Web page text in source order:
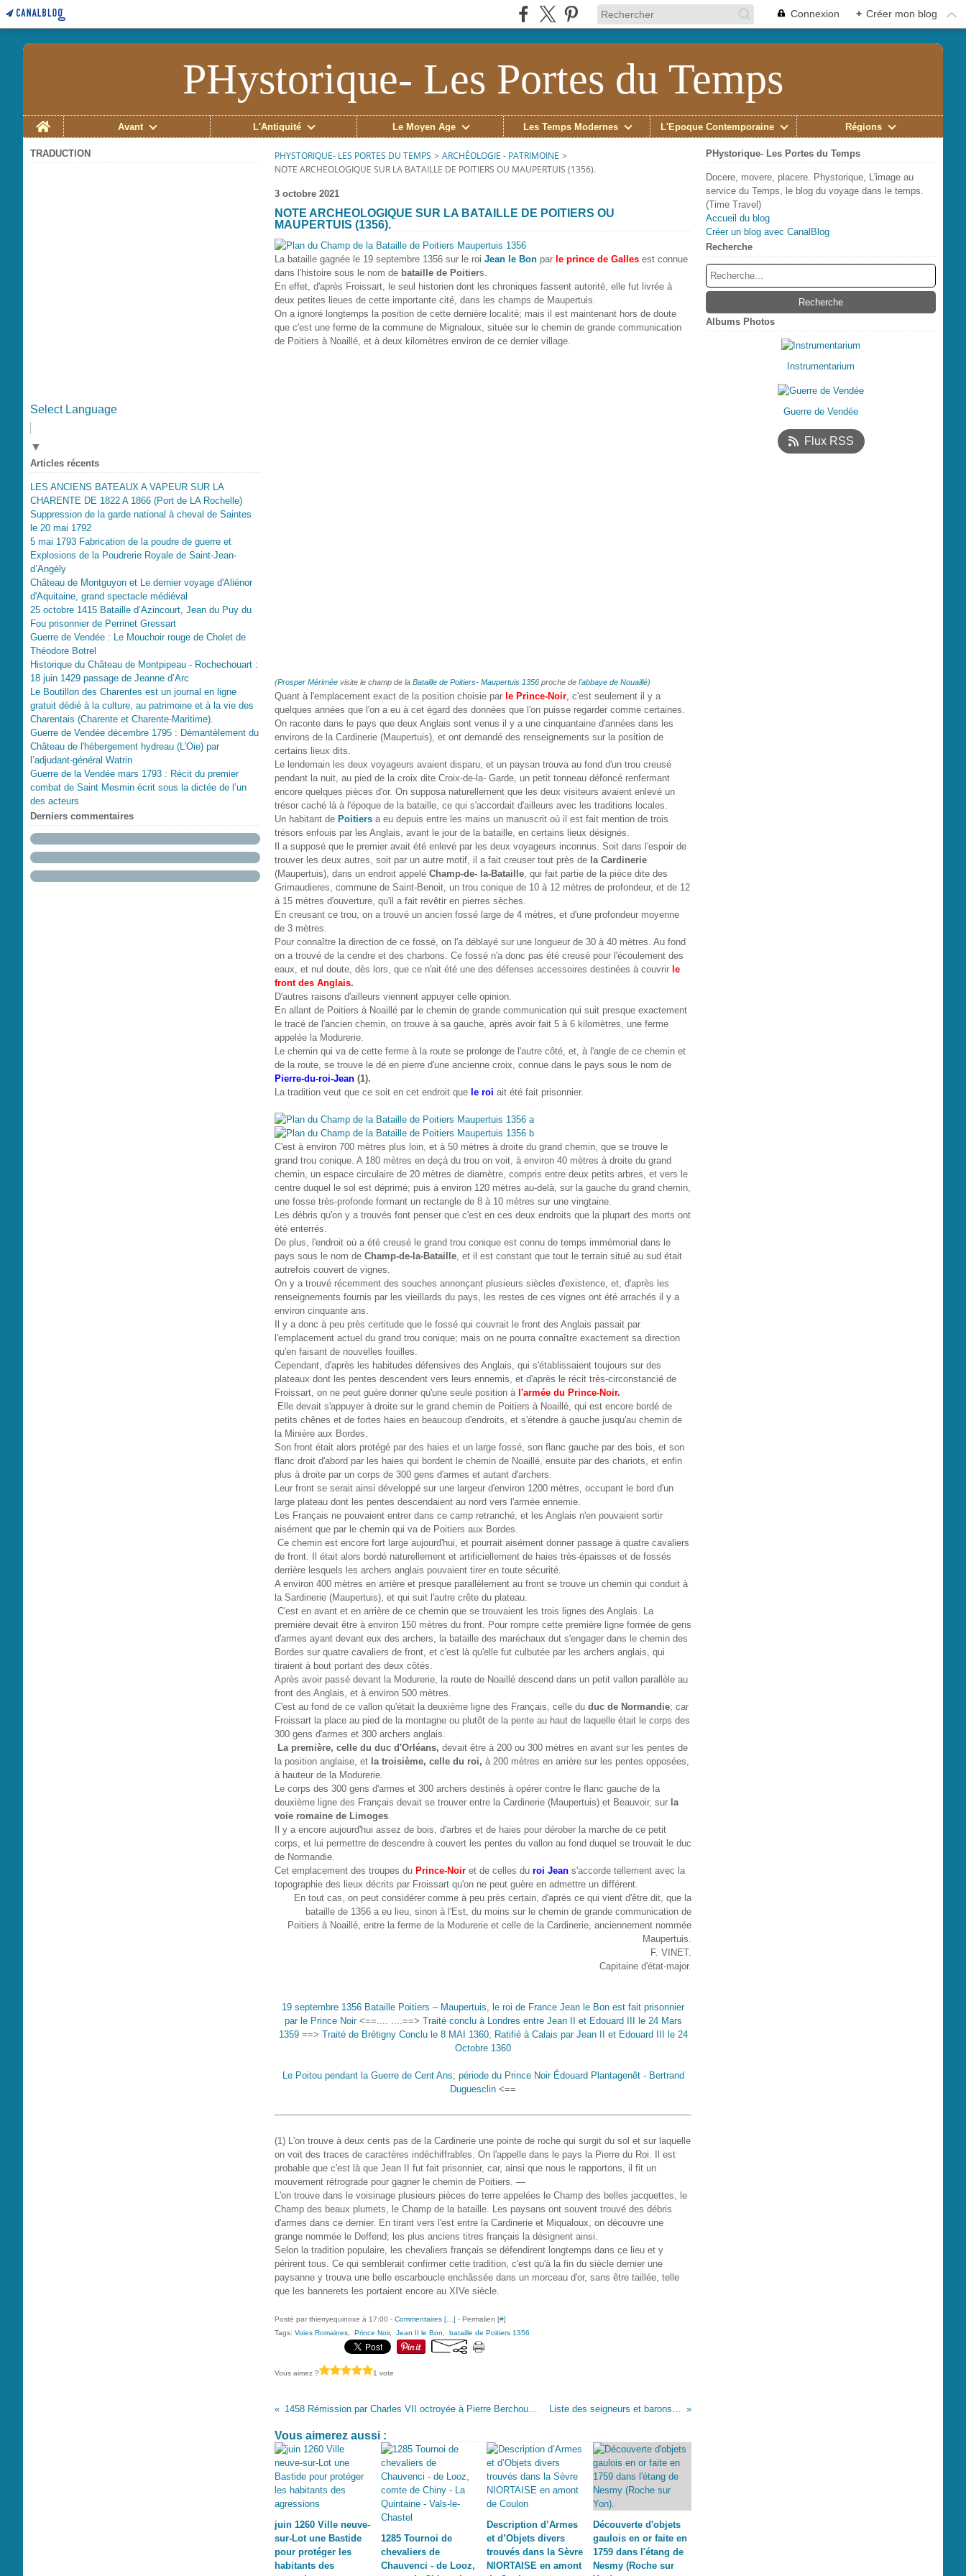
Connexion + Créer mon blog
PHystorique- Les Portes du Temps
Home
Avant L'Antiquité Le Moyen Âge Les Temps Modernes L'Époque Contemporaine Régions
TRADUCTION
Select Language
▼
Articles récents
LES ANCIENS BATEAUX A VAPEUR SUR LA
CHARENTE DE 1822 A 1866 (Port de LA Rochelle)
Suppression de la garde national à cheval de Saintes
le 20 mai 1792
5 mai 1793 Fabrication de la poudre de guerre et
Explosions de la Poudrerie Royale de Saint-Jean-
d’Angély
Château de Montguyon et Le dernier voyage d'Aliénor
d'Aquitaine, grand spectacle médiéval
25 octobre 1415 Bataille d’Azincourt, Jean du Puy du
Fou prisonnier de Perrinet Gressart
Guerre de Vendée : Le Mouchoir rouge de Cholet de
Théodore Botrel
Historique du Château de Montpipeau - Rochechouart :
18 juin 1429 passage de Jeanne d’Arc
Le Boutillon des Charentes est un journal en ligne
gratuit dédié à la culture, au patrimoine et à la vie des
Charentais (Charente et Charente-Maritime).
Guerre de Vendée décembre 1795 : Démantèlement du
Château de l'hébergement hydreau (L'Oie) par
l’adjudant-général Watrin
Guerre de la Vendée mars 1793 : Récit du premier
combat de Saint Mesmin écrit sous la dictée de l’un
des acteurs
Derniers commentaires
PHYSTORIQUE- LES PORTES DU TEMPS > ARCHÉOLOGIE - PATRIMOINE >
NOTE ARCHEOLOGIQUE SUR LA BATAILLE DE POITIERS OU MAUPERTUIS (1356).
3 octobre 2021
NOTE ARCHEOLOGIQUE SUR LA BATAILLE DE POITIERS OU
MAUPERTUIS (1356).
La bataille gagnée le 19 septembre 1356 sur le roi Jean le Bon par le prince de Galles est connue
dans l'histoire sous le nom de bataille de Poitiers.
En effet, d'après Froissart, le seul historien dont les chroniques fassent autorité, elle fut livrée à
deux petites lieues de cette importante cité, dans les champs de Maupertuis.
On a ignoré longtemps la position de cette dernière localité; mais il est maintenant hors de doute
que c'est une ferme de la commune de Mignaloux, située sur le chemin de grande communication
de Poitiers à Noaillé, et à deux kilomètres environ de ce dernier village.
(Prosper Mérimée visite le champ de la Bataille de Poitiers- Maupertuis 1356 proche de l'abbaye de Nouaillé)
Quant à l'emplacement exact de la position choisie par le Prince-Noir, c'est seulement il y a
quelques années que l'on a eu à cet égard des données que l'on puisse regarder comme certaines.
On raconte dans le pays que deux Anglais sont venus il y a une cinquantaine d'années dans les
environs de la Cardinerie (Maupertuis), et ont demandé des renseignements sur la position de
certains lieux dits.
Le lendemain les deux voyageurs avaient disparu, et un paysan trouva au fond d'un trou creusé
pendant la nuit, au pied de la croix dite Croix-de-la- Garde, un petit tonneau défoncé renfermant
encore quelques pièces d'or. On supposa naturellement que les deux visiteurs avaient enlevé un
trésor caché là à l'époque de la bataille, ce qui s'accordait d'ailleurs avec les traditions locales.
Un habitant de Poitiers a eu depuis entre les mains un manuscrit où il est fait mention de trois
trésors enfouis par les Anglais, avant le jour de la bataille, en certains lieux désignés.
Il a supposé que le premier avait été enlevé par les deux voyageurs inconnus. Soit dans l'espoir de
trouver les deux autres, soit par un autre motif, il a fait creuser tout près de la Cardinerie
(Maupertuis), dans un endroit appelé Champ-de- la-Bataille, qui fait partie de la pièce dite des
Grimaudieres, commune de Saint-Benoit, un trou conique de 10 à 12 mètres de profondeur, et de 12
à 15 mètres d'ouverture, qu'il a fait revêtir en pierres sèches.
En creusant ce trou, on a trouvé un ancien fossé large de 4 mètres, et d'une profondeur moyenne
de 3 mètres.
Pour connaître la direction de ce fossé, on l'a déblayé sur une longueur de 30 à 40 mètres. Au fond
on a trouvé de la cendre et des charbons. Ce fossé n'a donc pas été creusé pour l'écoulement des
eaux, et nul doute, dès lors, que ce n'ait été une des défenses accessoires destinées à couvrir le
front des Anglais.
D'autres raisons d'ailleurs viennent appuyer celle opinion.
En allant de Poitiers à Noaillé par le chemin de grande communication qui suit presque exactement
le tracé de l'ancien chemin, on trouve à sa gauche, après avoir fait 5 à 6 kilomètres, une ferme
appelée la Modurerie.
Le chemin qui va de cette ferme à la route se prolonge de l'autre côté, et, à l'angle de ce chemin et
de la route, se trouve le dé en pierre d'une ancienne croix, connue dans le pays sous le nom de
Pierre-du-roi-Jean (1).
La tradition veut que ce soit en cet endroit que le roi ait été fait prisonnier.
C'est à environ 700 mètres plus loin, et à 50 mètres à droite du grand chemin, que se trouve le
grand trou conique. A 180 mètres en deçà du trou on voit, à environ 40 mètres à droite du grand
chemin, un espace circulaire de 20 mètres de diamètre, compris entre deux petits arbres, et vers le
centre duquel le sol est déprimé; puis à environ 120 mètres au-delà, sur la gauche du grand chemin,
une fosse très-profonde formant un rectangle de 8 à 10 mètres sur une vingtaine.
Les débris qu'on y a trouvés font penser que c'est en ces deux endroits que la plupart des morts ont
été enterrés.
De plus, l'endroit où a été creusé le grand trou conique est connu de temps immémorial dans le
pays sous le nom de Champ-de-la-Bataille, et il est constant que tout le terrain situé au sud était
autrefois couvert de vignes.
On y a trouvé récemment des souches annonçant plusieurs siècles d'existence, et, d'après les
renseignements fournis par les vieillards du pays, les restes de ces vignes ont été arrachés il y a
environ cinquante ans.
Il y a donc à peu près certitude que le fossé qui couvrait le front des Anglais passait par
l'emplacement actuel du grand trou conique; mais on ne pourra connaître exactement sa direction
qu'en faisant de nouvelles fouilles.
Cependant, d'après les habitudes défensives des Anglais, qui s'établissaient toujours sur des
plateaux dont les pentes descendent vers leurs ennemis, et d'après le récit très-circonstancié de
Froissart, on ne peut guère donner qu'une seule position à l'armée du Prince-Noir.
Elle devait s'appuyer à droite sur le grand chemin de Poitiers à Noaillé, qui est encore bordé de
petits chênes et de fortes haies en beaucoup d'endroits, et s'étendre à gauche jusqu'au chemin de
la Minière aux Bordes.
Son front était alors protégé par des haies et un large fossé, son flanc gauche par des bois, et son
flanc droit d'abord par les haies qui bordent le chemin de Noaillé, ensuite par des chariots, et enfin
plus à droite par un corps de 300 gens d'armes et autant d'archers.
Leur front se serait ainsi développé sur une largeur d'environ 1200 mètres, occupant le bord d'un
large plateau dont les pentes descendaient au nord vers l'armée ennemie.
Les Français ne pouvaient entrer dans ce camp retranché, et les Anglais n'en pouvaient sortir
aisément que par le chemin qui va de Poitiers aux Bordes.
Ce chemin est encore fort large aujourd'hui, et pourrait aisément donner passage à quatre cavaliers
de front. Il était alors bordé naturellement et artificiellement de haies très-épaisses et de fossés
derrière lesquels les archers anglais pouvaient tirer en toute sécurité.
A environ 400 mètres en arrière et presque parallèlement au front se trouve un chemin qui conduit à
la Sardinerie (Maupertuis), et qui suit l'autre crête du plateau.
C'est en avant et en arrière de ce chemin que se trouvaient les trois lignes des Anglais. La
première devait être à environ 150 mètres du front. Pour rompre cette première ligne formée de gens
d'armes ayant devant eux des archers, la bataille des maréchaux dut s'engager dans le chemin des
Bordes sur quatre cavaliers de front, et c'est là qu'elle fut culbutée par les archers anglais, qui
tiraient à bout portant des deux côtés.
Après avoir passé devant la Modurerie, la route de Noaillé descend dans un petit vallon parallèle au
front des Anglais, et à environ 500 mètres.
C'est au fond de ce vallon qu'était la deuxième ligne des Français, celle du duc de Normandie; car
Froissart la place au pied de la montagne ou plutôt de la pente au haut de laquelle était le corps des
300 gens d'armes et 300 archers anglais.
La première, celle du duc d'Orléans, devait être à 200 ou 300 mètres en avant sur les pentes de
la position anglaise, et la troisième, celle du roi, à 200 mètres en arrière sur les pentes opposées,
à hauteur de la Modurerie.
Le corps des 300 gens d'armes et 300 archers destinés à opérer contre le flanc gauche de la
deuxième ligne des Français devait se trouver entre la Cardinerie (Maupertuis) et Beauvoir, sur la
voie romaine de Limoges.
Il y a encore aujourd'hui assez de bois, d'arbres et de haies pour dérober la marche de ce petit
corps, et lui permettre de descendre à couvert les pentes du vallon au fond duquel se trouvait le duc
de Normandie.
Cet emplacement des troupes du Prince-Noir et de celles du roi Jean s'accorde tellement avec la
topographie des lieux décrits par Froissart qu'on ne peut guère en admettre un différent.
En tout cas, on peut considérer comme à peu près certain, d'après ce qui vient d'être dit, que la
bataille de 1356 a eu lieu, sinon à l'Est, du moins sur le chemin de grande communication de
Poitiers à Noaillè, entre la ferme de la Modurerie et celle de la Cardinerie, anciennement nommée
Maupertuis.
F. VINET.
Capitaine d'état-major.
19 septembre 1356 Bataille Poitiers – Maupertuis, le roi de France Jean le Bon est fait prisonnier
par le Prince Noir<==.... ....==> Traité conclu à Londres entre Jean II et Edouard III le 24 Mars
1359==> Traité de Brétigny Conclu le 8 MAI 1360, Ratifié à Calais par Jean II et Edouard III le 24
Octobre 1360
Le Poitou pendant la Guerre de Cent Ans; période du Prince Noir Édouard Plantagenêt - Bertrand
Duguesclin <==
(1) L'on trouve à deux cents pas de la Cardinerie une pointe de roche qui surgit du sol et sur laquelle
on voit des traces de caractères indéchiffrables. On l'appelle dans le pays la Pierre du Roi. Il est
probable que c'est là que Jean II fut fait prisonnier, car, ainsi que nous le rapportons, il fit un
mouvement rétrograde pour gagner le chemin de Poitiers. —
L'on trouve dans le voisinage plusieurs pièces de terre appelées le Champ des belles jacquettes, le
Champ des beaux plumets, le Champ de la bataille. Les paysans ont souvent trouvé des débris
d'armes dans ce dernier. En tirant vers l'est entre la Cardinerie et Miqualoux, on découvre une
grange nommée le Deffend; les plus anciens titres français la désignent ainsi.
Selon la tradition populaire, les chevaliers français se défendirent longtemps dans ce lieu et y
périrent tous. Ce qui semblerait confirmer cette tradition, c'est qu'à la fin du siècle dernier une
paysanne y trouva une belle escarboucle enchâssée dans un morceau d'or, sans être taillée, telle
que les bannerets les portaient encore au XIVe siècle.
Posté par thierryequinoxe à 17:00 - Commentaires [ ] - Permalien [#]
Tags: Voies Romaines Prince Noir, Jean II le Bon bataille de Poitiers 1356
Vous aimez ? 1 vote
1458 Rémission par Charles VII octroyée à Pierre Berchou, de la Rochénard, coupable du meurtre d'un nommé Pierre Gazeau d’Usseau Liste des seigneurs et barons de L'ILE-BOUCHARD - Maison du Temple
Vous aimerez aussi :
juin 1260 Ville neuve-
sur-Lot une Bastide
pour protéger les
habitants des
1285 Tournoi de
chevaliers de
Chauvenci - de Looz,
Description d’Armes
et d’Objets divers
trouvés dans la Sèvre
NIORTAISE en amont
Découverte d'objets
gaulois en or faite en
1759 dans l'étang de
Nesmy (Roche sur
PHystorique- Les Portes du Temps
Docere, movere, placere. Phystorique, L'image au
service du Temps, le blog du voyage dans le temps.
(Time Travel)
Accueil du blog
Créer un blog avec CanalBlog
Recherche
Albums Photos
Instrumentarium
Guerre de Vendée
Flux RSS